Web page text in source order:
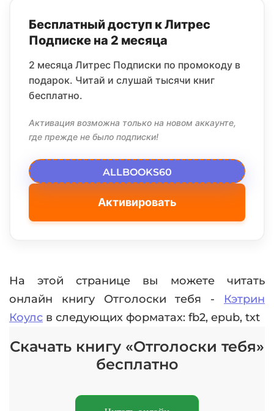
Бесплатный доступ к Литрес
Подписке на 2 месяца
2 месяца Литрес Подписки по промокоду в
подарок. Читай и слушай тысячи книг
бесплатно.
Активация возможна только на новом аккаунте,
где прежде не было подписки!
ALLBOOKS60
Активировать
На этой странице вы можете читать
онлайн книгу Отголоски тебя - Кэтрин
Коулc в следующих форматах: fb2, epub, txt
Скачать книгу «Отголоски тебя»
бесплатно